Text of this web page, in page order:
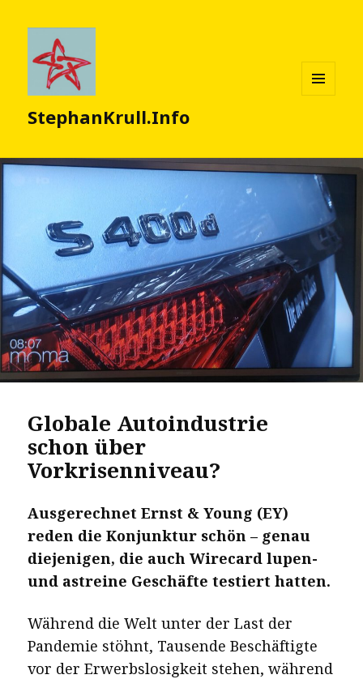
StephanKrull.Info
Globale Autoindustrie
schon über
Vorkrisenniveau?
Ausgerechnet Ernst & Young (EY)
reden die Konjunktur schön – genau
diejenigen, die auch Wirecard lupen-
und astreine Geschäfte testiert hatten.
Während die Welt unter der Last der
Pandemie stöhnt, Tausende Beschäftigte
vor der Erwerbslosigkeit stehen, während